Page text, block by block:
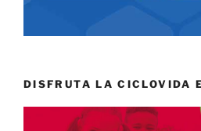
DISFRUTA LA CICLOVIDA